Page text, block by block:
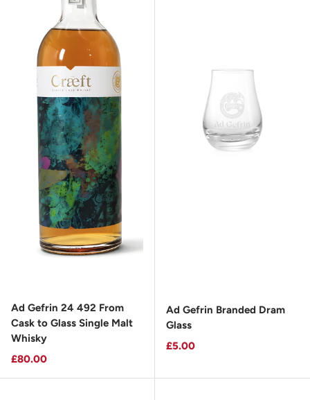
Ad Gefrin 24 492 From
Cask to Glass Single Malt
Whisky
Prix habituel
£80.00
Ad Gefrin Branded Dram
Glass
Prix habituel
£5.00